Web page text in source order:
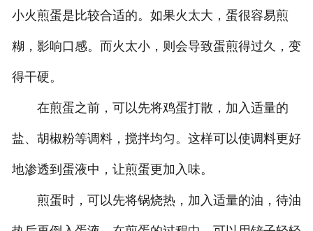
小火煎蛋是比较合适的。如果火太大，蛋很容易煎
糊，影响口感。而火太小，则会导致蛋煎得过久，变
得干硬。
在煎蛋之前，可以先将鸡蛋打散，加入适量的
盐、胡椒粉等调料，搅拌均匀。这样可以使调料更好
地渗透到蛋液中，让煎蛋更加入味。
煎蛋时，可以先将锅烧热，加入适量的油，待油